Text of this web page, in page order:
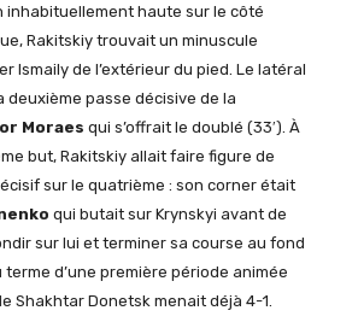
inhabituellement haute sur le côté
Rakitskiy trouvait un minuscule
Ismaily de l’extérieur du pied. Le latéral
deuxième passe décisive de la
Moraes qui s’offrait le doublé (33′). À
but, Rakitskiy allait faire figure de
sur le quatrième : son corner était
qui butait sur Krynskyi avant de
sur lui et terminer sa course au fond
terme d’une première période animée
Shakhtar Donetsk menait déjà 4-1.